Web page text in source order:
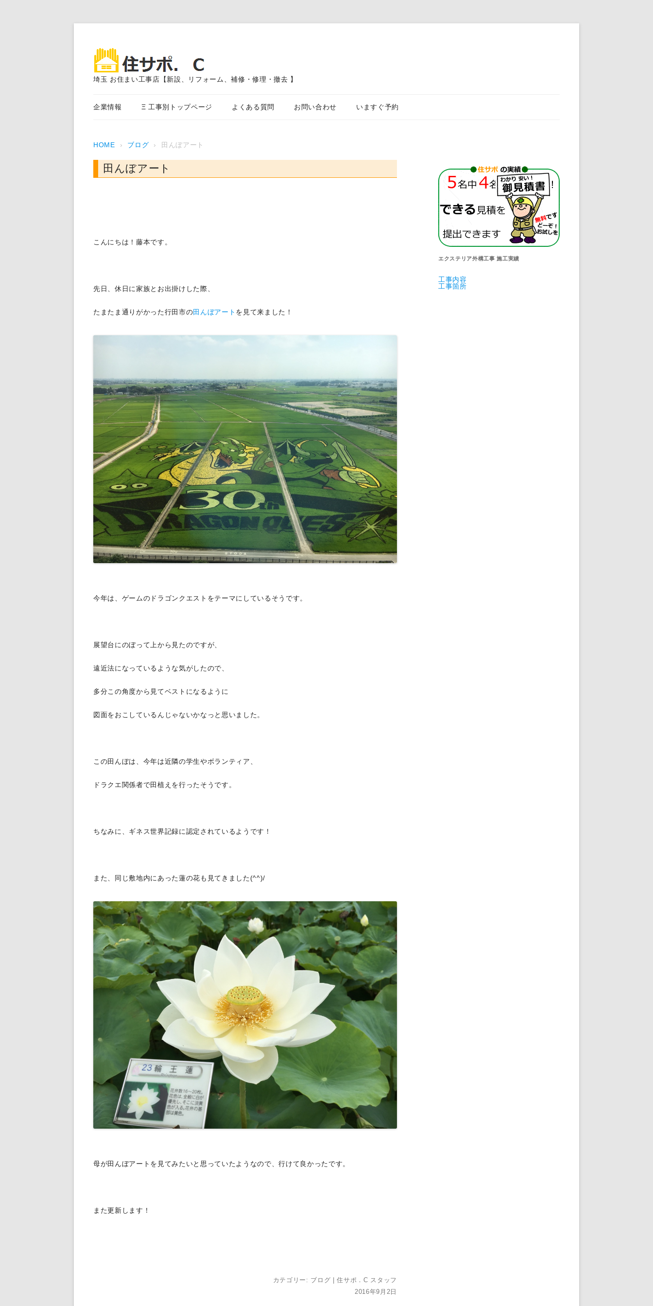
埼玉 お住まい工事店【新設、リフォーム、補修・修理・撤去 】
企業情報
Ξ 工事別トップページ
アスファルト舗装
外装塗装、サイディング、屋根工
よくある質問 お問い合わせ いますぐ予約
HOME › ブログ › 田んぼアート
田んぼアート
こんにちは！藤本です。
先日、休日に家族とお出掛けした際、
たまたま通りがかった行田市の田んぼアート を見て来ました！
今年は、ゲームのドラゴンクエストをテーマにしているそうです。
展望台にのぼって上から見たのですが、
遠近法になっているような気がしたので、
多分この角度から見てベストになるように
図面をおこしているんじゃないかなっと思いました。
この田んぼは、今年は近隣の学生やボランティア、
ドラクエ関係者で田植えを行ったそうです。
ちなみに、ギネス世界記録に認定されているようです！
また、同じ敷地内にあった蓮の花も見てきました(^^)/
母が田んぼアートを見てみたいと思っていたようなので、行けて良かったです。
また更新します！
カテゴリー: ブログ |住サポ．C スタッフ
2016年9月2日
エクステリア外構工事 施工実績
工事内容
工事箇所